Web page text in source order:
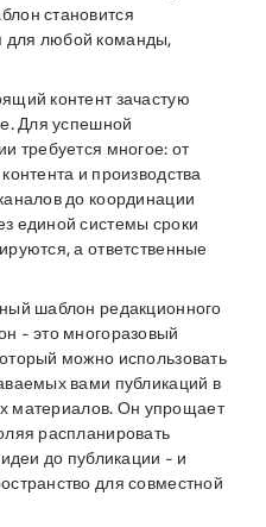
становится
для любой команды,
контент зачастую
Для успешной
требуется многое: от
и производства
до координации
единой системы сроки
а ответственные
шаблон редакционного
- это многоразовый
можно использовать
вами публикаций в
материалов. Он упрощает
распланировать
до публикации - и
для совместной